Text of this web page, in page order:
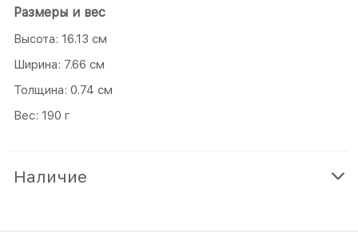
Размеры и вес
Высота: 16.13 см
Ширина: 7.66 см
Толщина: 0.74 см
Вес: 190 г
Наличие